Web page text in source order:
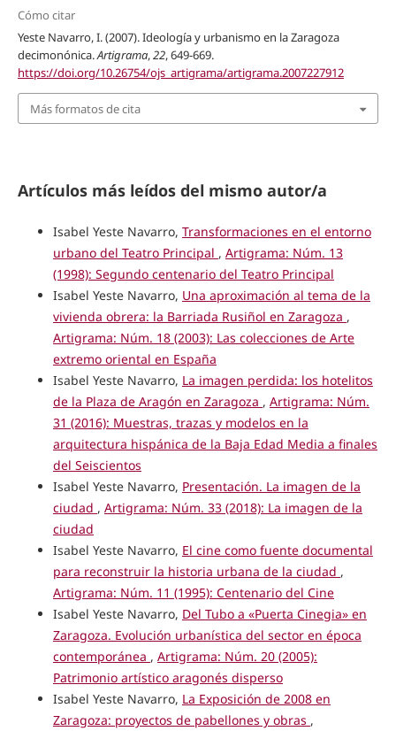
Cómo citar
Yeste Navarro, I. (2007). Ideología y urbanismo en la Zaragoza
decimonónica.Artigrama,22, 649-669.
https://doi.org/10.26754/ojs_artigrama/artigrama.2007227912
Más formatos de cita
Artículos más leídos del mismo autor/a
Isabel Yeste Navarro, Transformaciones en el entorno
urbano del Teatro Principal , Artigrama: Núm. 13
(1998): Segundo centenario del Teatro Principal
Isabel Yeste Navarro, Una aproximación al tema de la
vivienda obrera: la Barriada Rusiñol en Zaragoza ,
Artigrama: Núm. 18 (2003): Las colecciones de Arte
extremo oriental en España
Isabel Yeste Navarro, La imagen perdida: los hotelitos
de la Plaza de Aragón en Zaragoza , Artigrama: Núm.
31 (2016): Muestras, trazas y modelos en la
arquitectura hispánica de la Baja Edad Media a finales
del Seiscientos
Isabel Yeste Navarro, Presentación. La imagen de la
ciudad , Artigrama: Núm. 33 (2018): La imagen de la
ciudad
Isabel Yeste Navarro, El cine como fuente documental
para reconstruir la historia urbana de la ciudad ,
Artigrama: Núm. 11 (1995): Centenario del Cine
Isabel Yeste Navarro, Del Tubo a «Puerta Cinegia» en
Zaragoza. Evolución urbanística del sector en época
contemporánea , Artigrama: Núm. 20 (2005):
Patrimonio artístico aragonés disperso
Isabel Yeste Navarro, La Exposición de 2008 en
Zaragoza: proyectos de pabellones y obras ,